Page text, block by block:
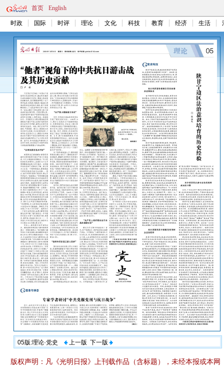
首页 English
时政 国际 时评 理论 文化 科技 教育 经济 生活
05版:理论·党史 上一版 下一版
版权声明：凡《光明日报》上刊载作品（含标题），未经本报或本网